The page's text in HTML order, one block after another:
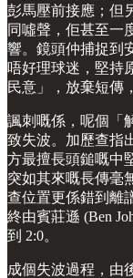
彭馬壓前接應；但
同噓聲，佢甚至一
響。鏡頭仲捕捉到
唔好理球迷，堅持
民意」，放棄短傳
諷刺嘅係，呢個「
致失波。加歷查指
方最擅長頭鎚嘅中
突如其來嘅長傳毫
查位置更係錯到離
終由賓莊遜 (Ben
到 2:0。
成個失波過程，由